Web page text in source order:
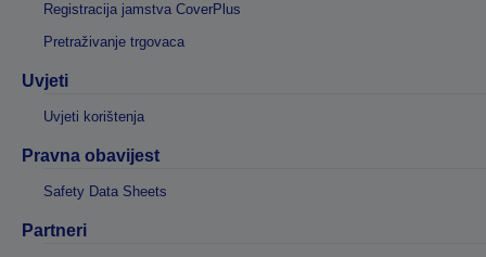
Registracija jamstva CoverPlus
Pretraživanje trgovaca
Uvjeti
Uvjeti korištenja
Pravna obavijest
Safety Data Sheets
Partneri